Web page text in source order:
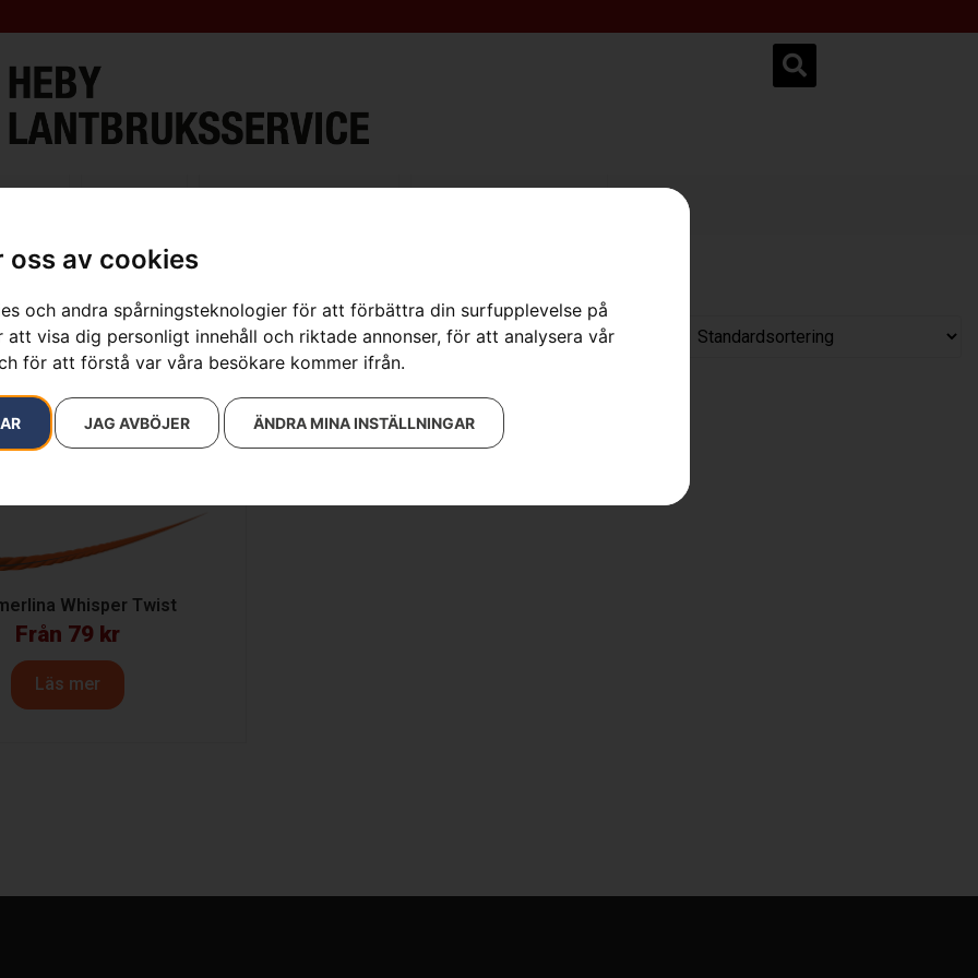
oss av cookies
och andra spårningsteknologier för att förbättra din surfupplevelse på
visa dig personligt innehåll och riktade annonser, för att analysera vår
för att förstå var våra besökare kommer ifrån.
JAG AVBÖJER ÄNDRA MINA INSTÄLLNINGAR
Whisper Twist
Från 79 kr
Läs mer